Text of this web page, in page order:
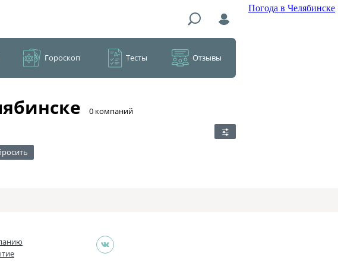
Погода в Челябинске
Гороскоп Тесты Отзывы
​0 компаний